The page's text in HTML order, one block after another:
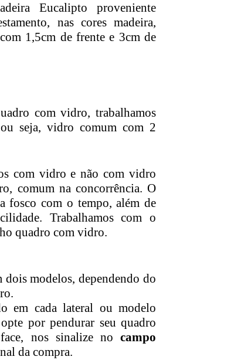
Eucalipto proveniente
nas cores madeira,
1,5cm de frente e 3cm de
com vidro, trabalhamos
seja, vidro comum com 2
com vidro e não com vidro
comum na concorrência. O
fosco com o tempo, além de
Trabalhamos com o
quadro com vidro.
dois modelos, dependendo do
em cada lateral ou modelo
por pendurar seu quadro
nos sinalize no campo
da compra.